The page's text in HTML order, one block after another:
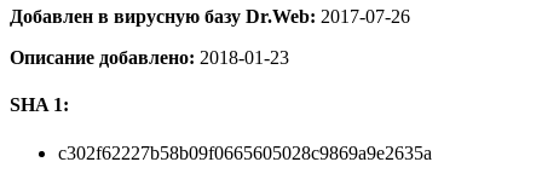
Добавлен в вирусную базу Dr.Web: 2017-07-26
Описание добавлено: 2018-01-23
SHA 1:
c302f62227b58b09f0665605028c9869a9e2635a